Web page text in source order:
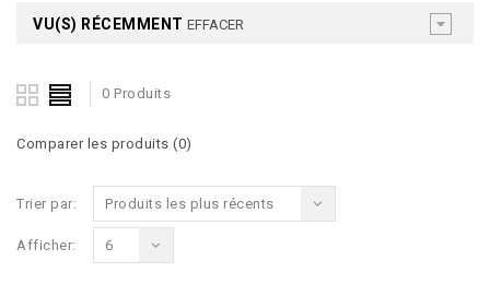
VU(S) RÉCEMMENT EFFACER
0 Produits
Comparer les produits (0)
Trier par: Produits les plus récents
Afficher: 6